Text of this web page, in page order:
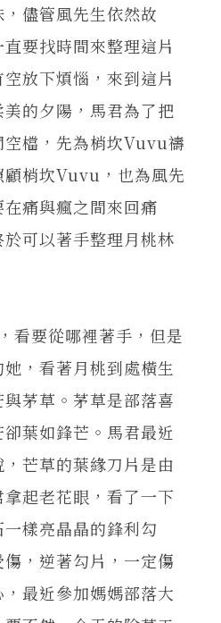
儘管風先生依然故
要找時間來整理這片
放下煩惱，來到這片
的夕陽，馬君為了把
檔，先為梢坎Vuvu禱
梢坎Vuvu，也為風先
痛與瘋之間來回痛
可以著手整理月桃林
要從哪裡著手，但是
，看著月桃到處橫生
茅草。茅草是部落喜
葉如鋒芒。馬君最近
芒草的葉緣刀片是由
起老花眼，看了一下
樣亮晶晶的鋒利勾
，逆著勾片，一定傷
最近參加媽媽部落大